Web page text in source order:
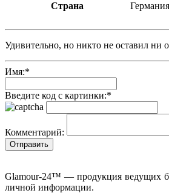
Страна
Германия
Удивительно, но никто не оставил ни
Имя:*
Введите код с картинки:*
Комментарий:
Glamour-24™ — продукция ведущих
личной информации.